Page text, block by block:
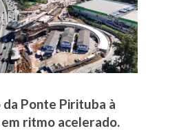
Ponte Pirituba à
ritmo acelerado.